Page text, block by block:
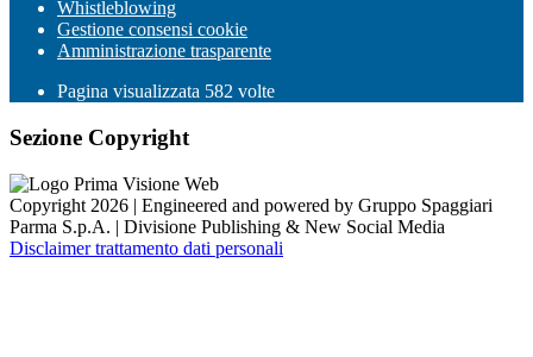
Whistleblowing
Gestione consensi cookie
Amministrazione trasparente
Pagina visualizzata 582 volte
Sezione Copyright
Copyright 2026 | Engineered and powered by Gruppo Spaggiari
Parma S.p.A. | Divisione Publishing & New Social Media
Disclaimer trattamento dati personali